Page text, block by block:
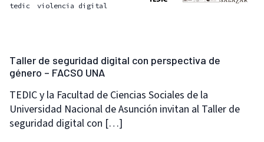
tedic
violencia digital
Taller de seguridad digital con perspectiva de
género – FACSO UNA
TEDIC y la Facultad de Ciencias Sociales de la
Universidad Nacional de Asunción invitan al Taller de
seguridad digital con […]